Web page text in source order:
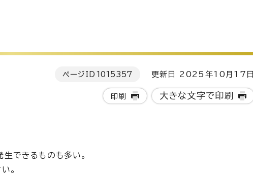
ページID 1015357 更新日 2025年10月17日
印刷 大きな文字で印刷
できるものも多い。
。